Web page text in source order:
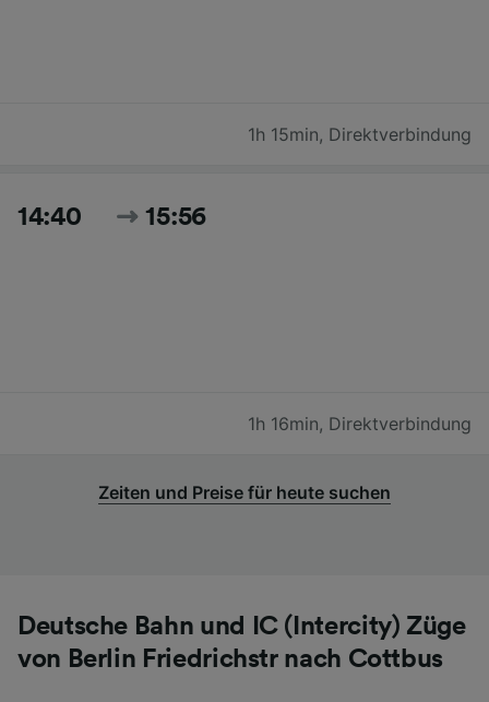
1h 15min, Direktverbindung
14:40 15:56
1h 16min, Direktverbindung
Zeiten und Preise für heute suchen
Deutsche Bahn und IC (Intercity) Züge
von Berlin Friedrichstr nach Cottbus